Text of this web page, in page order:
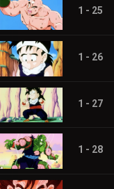
1 - 25
1 - 26
1 - 27
1 - 28